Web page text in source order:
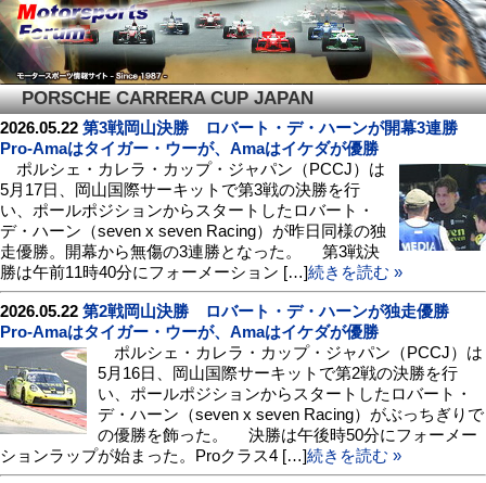
PORSCHE CARRERA CUP JAPAN
2026.05.22 第3戦岡山決勝 ロバート・デ・ハーンが開幕3連勝
Pro-Amaはタイガー・ウーが、Amaはイケダが優勝
ポルシェ・カレラ・カップ・ジャパン（PCCJ）は
5月17日、岡山国際サーキットで第3戦の決勝を行
い、ポールポジションからスタートしたロバート・
デ・ハーン（seven x seven Racing）が昨日同様の独
走優勝。開幕から無傷の3連勝となった。 第3戦決
勝は午前11時40分にフォーメーション […]続きを読む »
2026.05.22 第2戦岡山決勝 ロバート・デ・ハーンが独走優勝
Pro-Amaはタイガー・ウーが、Amaはイケダが優勝
ポルシェ・カレラ・カップ・ジャパン（PCCJ）は
5月16日、岡山国際サーキットで第2戦の決勝を行
い、ポールポジションからスタートしたロバート・
デ・ハーン（seven x seven Racing）がぶっちぎりで
の優勝を飾った。 決勝は午後時50分にフォーメー
ションラップが始まった。Proクラス4 […]続きを読む »